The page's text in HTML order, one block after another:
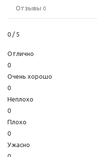
Отзывы 0
0 / 5
Отлично
0
Очень хорошо
0
Неплохо
0
Плохо
0
Ужасно